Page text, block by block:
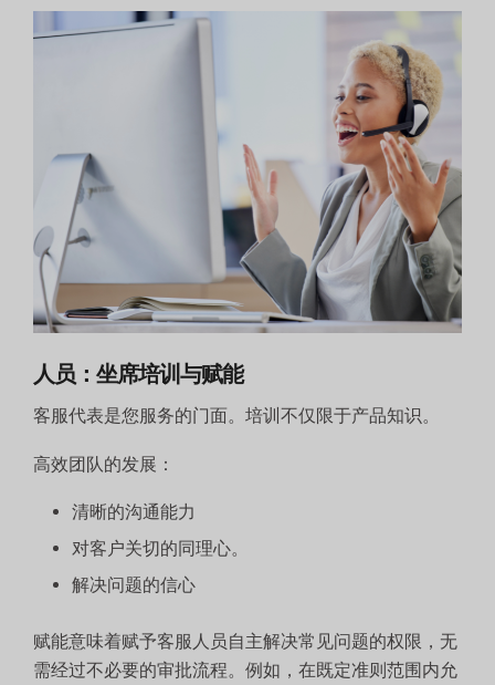
人员：坐席培训与赋能
客服代表是您服务的门面。培训不仅限于产品知识。
高效团队的发展：
清晰的沟通能力
对客户关切的同理心。
解决问题的信心
赋能意味着赋予客服人员自主解决常见问题的权限，无
需经过不必要的审批流程。例如，在既定准则范围内允